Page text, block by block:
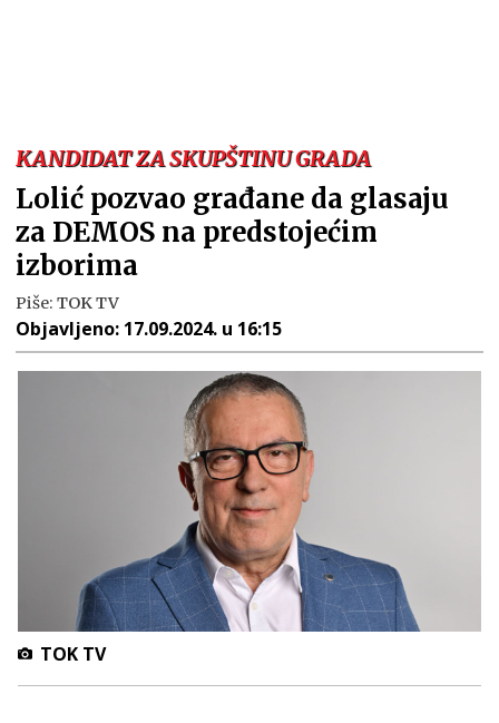
KANDIDAT ZA SKUPŠTINU GRADA
Lolić pozvao građane da glasaju
za DEMOS na predstojećim
izborima
Piše: TOK TV
Objavljeno: 17.09.2024. u 16:15
TOK TV